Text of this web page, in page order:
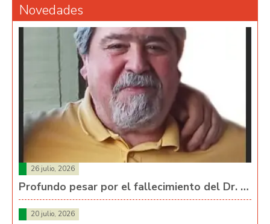
Novedades
26 julio, 2026
Profundo pesar por el fallecimiento del Dr. …
20 julio, 2026